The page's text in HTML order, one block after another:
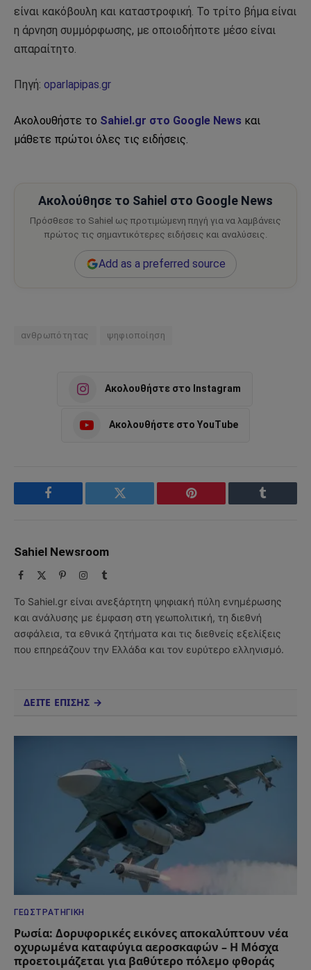
είναι κακόβουλη και καταστροφική. Το τρίτο βήμα είναι
η άρνηση συμμόρφωσης, με οποιοδήποτε μέσο είναι
απαραίτητο.
Πηγή: oparlapipas.gr
Ακολουθήστε το Sahiel.gr στο Google News και
μάθετε πρώτοι όλες τις ειδήσεις.
Ακολούθησε το Sahiel στο Google News
Πρόσθεσε το Sahiel ως προτιμώμενη πηγή για να λαμβάνεις
πρώτος τις σημαντικότερες ειδήσεις και αναλύσεις.
Add as a preferred source
ανθρωπότητας ψηφιοποίηση
Ακολουθήστε στο Instagram
Ακολουθήστε στο YouTube
Facebook Twitter Pinterest Tumblr
Sahiel Newsroom
Facebook PinterestInstagram
Tumblr
Το Sahiel.gr είναι ανεξάρτητη ψηφιακή πύλη ενημέρωσης
και ανάλυσης με έμφαση στη γεωπολιτική, τη διεθνή
ασφάλεια, τα εθνικά ζητήματα και τις διεθνείς εξελίξεις
που επηρεάζουν την Ελλάδα και τον ευρύτερο ελληνισμό.
ΔΕΙΤΕ ΕΠΙΣΗΣ →
ΓΕΩΣΤΡΑΤΗΓΙΚΉ
Ρωσία: Δορυφορικές εικόνες αποκαλύπτουν νέα
οχυρωμένα καταφύγια αεροσκαφών – Η Μόσχα
προετοιμάζεται για βαθύτερο πόλεμο φθοράς